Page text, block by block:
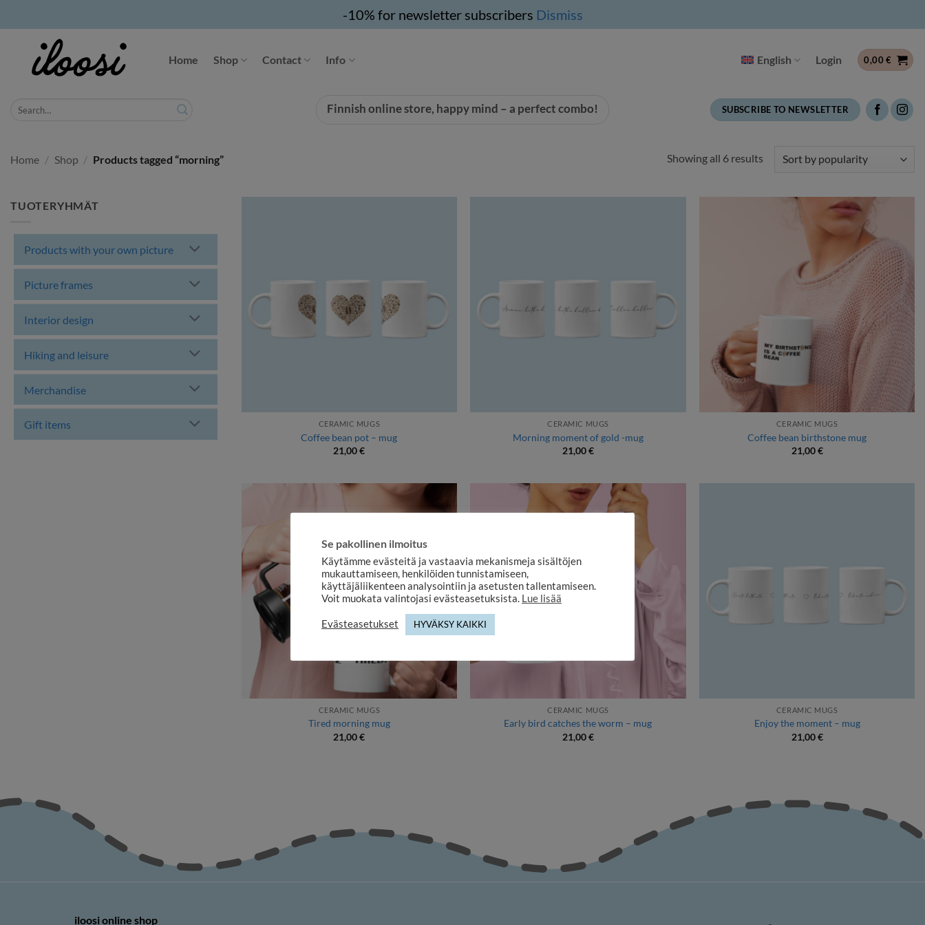
-10% for newsletter subscribers Dismiss
content
Home Shop Contact Info English Login 0,00€
Finnish online store, happy mind – a perfect combo! SUBSCRIBE TO NEWSLETTER
Home / Shop / Products tagged “morning” Showing all 6 resultsSorted
TUOTERYHMÄT
Products with your own picture
Picture frames
Interior design
Hiking and leisure
Merchandise
Gift items CERAMIC MUGS
Coffee bean pot – mug
21,00€
CERAMIC MUGS
Morning moment of gold -mug
21,00€
CERAMIC MUGS
Coffee bean birthstone mug
21,00€
CERAMIC MUGS
Tired morning mug
21,00€
CERAMIC MUGS
Early bird catches the worm – mug
21,00€
CERAMIC MUGS
Enjoy the moment – mug
21,00€
iloosi online shop
Se pakollinen ilmoitus
Käytämme evästeitä ja vastaavia mekanismeja sisältöjen
mukauttamiseen, henkilöiden tunnistamiseen,
käyttäjäliikenteen analysointiin ja asetusten tallentamiseen.
Voit muokata valintojasi evästeasetuksista. Lue lisää
Evästeasetukset HYVÄKSY KAIKKI